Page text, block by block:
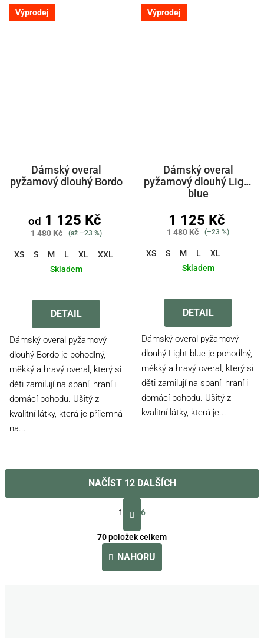
Výprodej
Dámský overal
pyžamový dlouhý Bordo
od 1 125 Kč
1 480 Kč (až –23 %)
XS S M L XL XXL 4XL 5XL
6XL
Skladem
hodnocení
produktu
4,0
z
5
hvězdiček.
DETAIL
Dámský overal pyžamový
dlouhý Bordo je pohodlný,
měkký a hravý overal, který si
děti zamilují na spaní, hraní i
domácí pohodu. Ušitý z
kvalitní látky, která je příjemná
na...
Výprodej
Dámský overal
pyžamový dlouhý Light
blue
1 125 Kč
1 480 Kč (–23 %)
XS S M L
XL
Skladem
hodnocení
produktu
5,0
z
5
hvězdiček.
DETAIL
Dámský overal pyžamový
dlouhý Light blue je pohodlný,
měkký a hravý overal, který si
děti zamilují na spaní, hraní i
domácí pohodu. Ušitý z
kvalitní látky, která je...
v
l
NAČÍST 12 DALŠÍCH
t
á
n
k
o
1 6
70položek celkem
NAHORU